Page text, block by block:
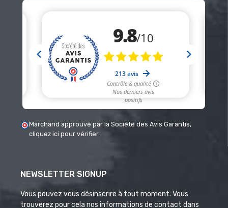
Marchand approuvé par la Société des Avis Garantis,
cliquez ici pour vérifier.
NEWSLETTER SIGNUP
Vous pouvez vous désinscrire à tout moment. Vous
trouverez pour cela nos informations de contact dans